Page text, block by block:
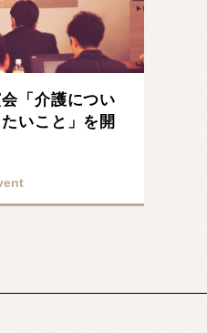
「介護につい
いこと」を開